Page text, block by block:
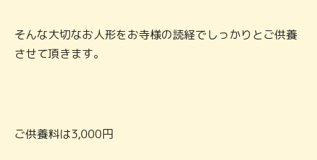
そんな大切なお人形をお寺様の読経でしっかりとご供養
させて頂きます。
ご供養料は3,000円